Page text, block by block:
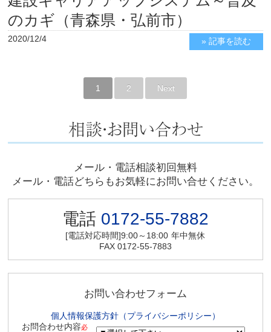
のカギ（青森県・弘前市）
2020/12/4 » 記事を読む
1 2 Next
メール・電話相談初回無料
メール・電話どちらもお気軽にお問い合せください。
電話 0172-55-7882
[電話対応時間]9:00～18:00 年中無休
FAX 0172-55-7883
お問い合わせフォーム
個人情報保護方針（プライバシーポリシー）
お問合わせ内容必